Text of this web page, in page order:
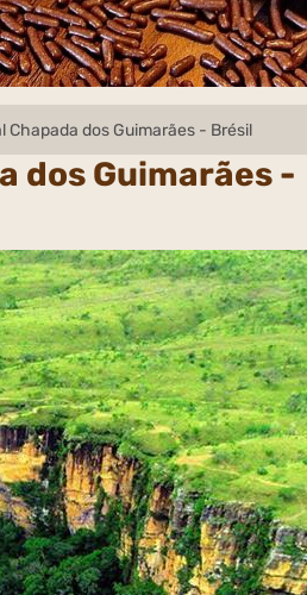
Chapada dos Guimarães - Brésil
dos Guimarães -